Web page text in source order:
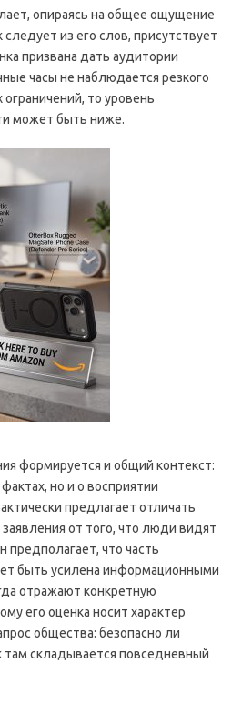
опираясь на общее ощущение
из его слов, присутствует
призвана дать аудитории
часы не наблюдается резкого
то уровень
может быть ниже.
формируется и общий контекст:
но и о восприятии
предлагает отличать
от того, что люди видят
что часть
быть усилена информационными
отражают конкретную
его оценка носит характер
общества: безопасно ли
там складывается повседневный